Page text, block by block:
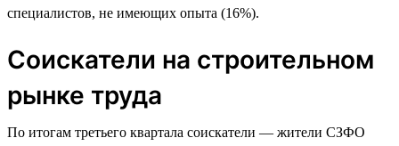
специалистов, не имеющих опыта (16%).
Соискатели на строительном
рынке труда
По итогам третьего квартала соискатели — жители СЗФО